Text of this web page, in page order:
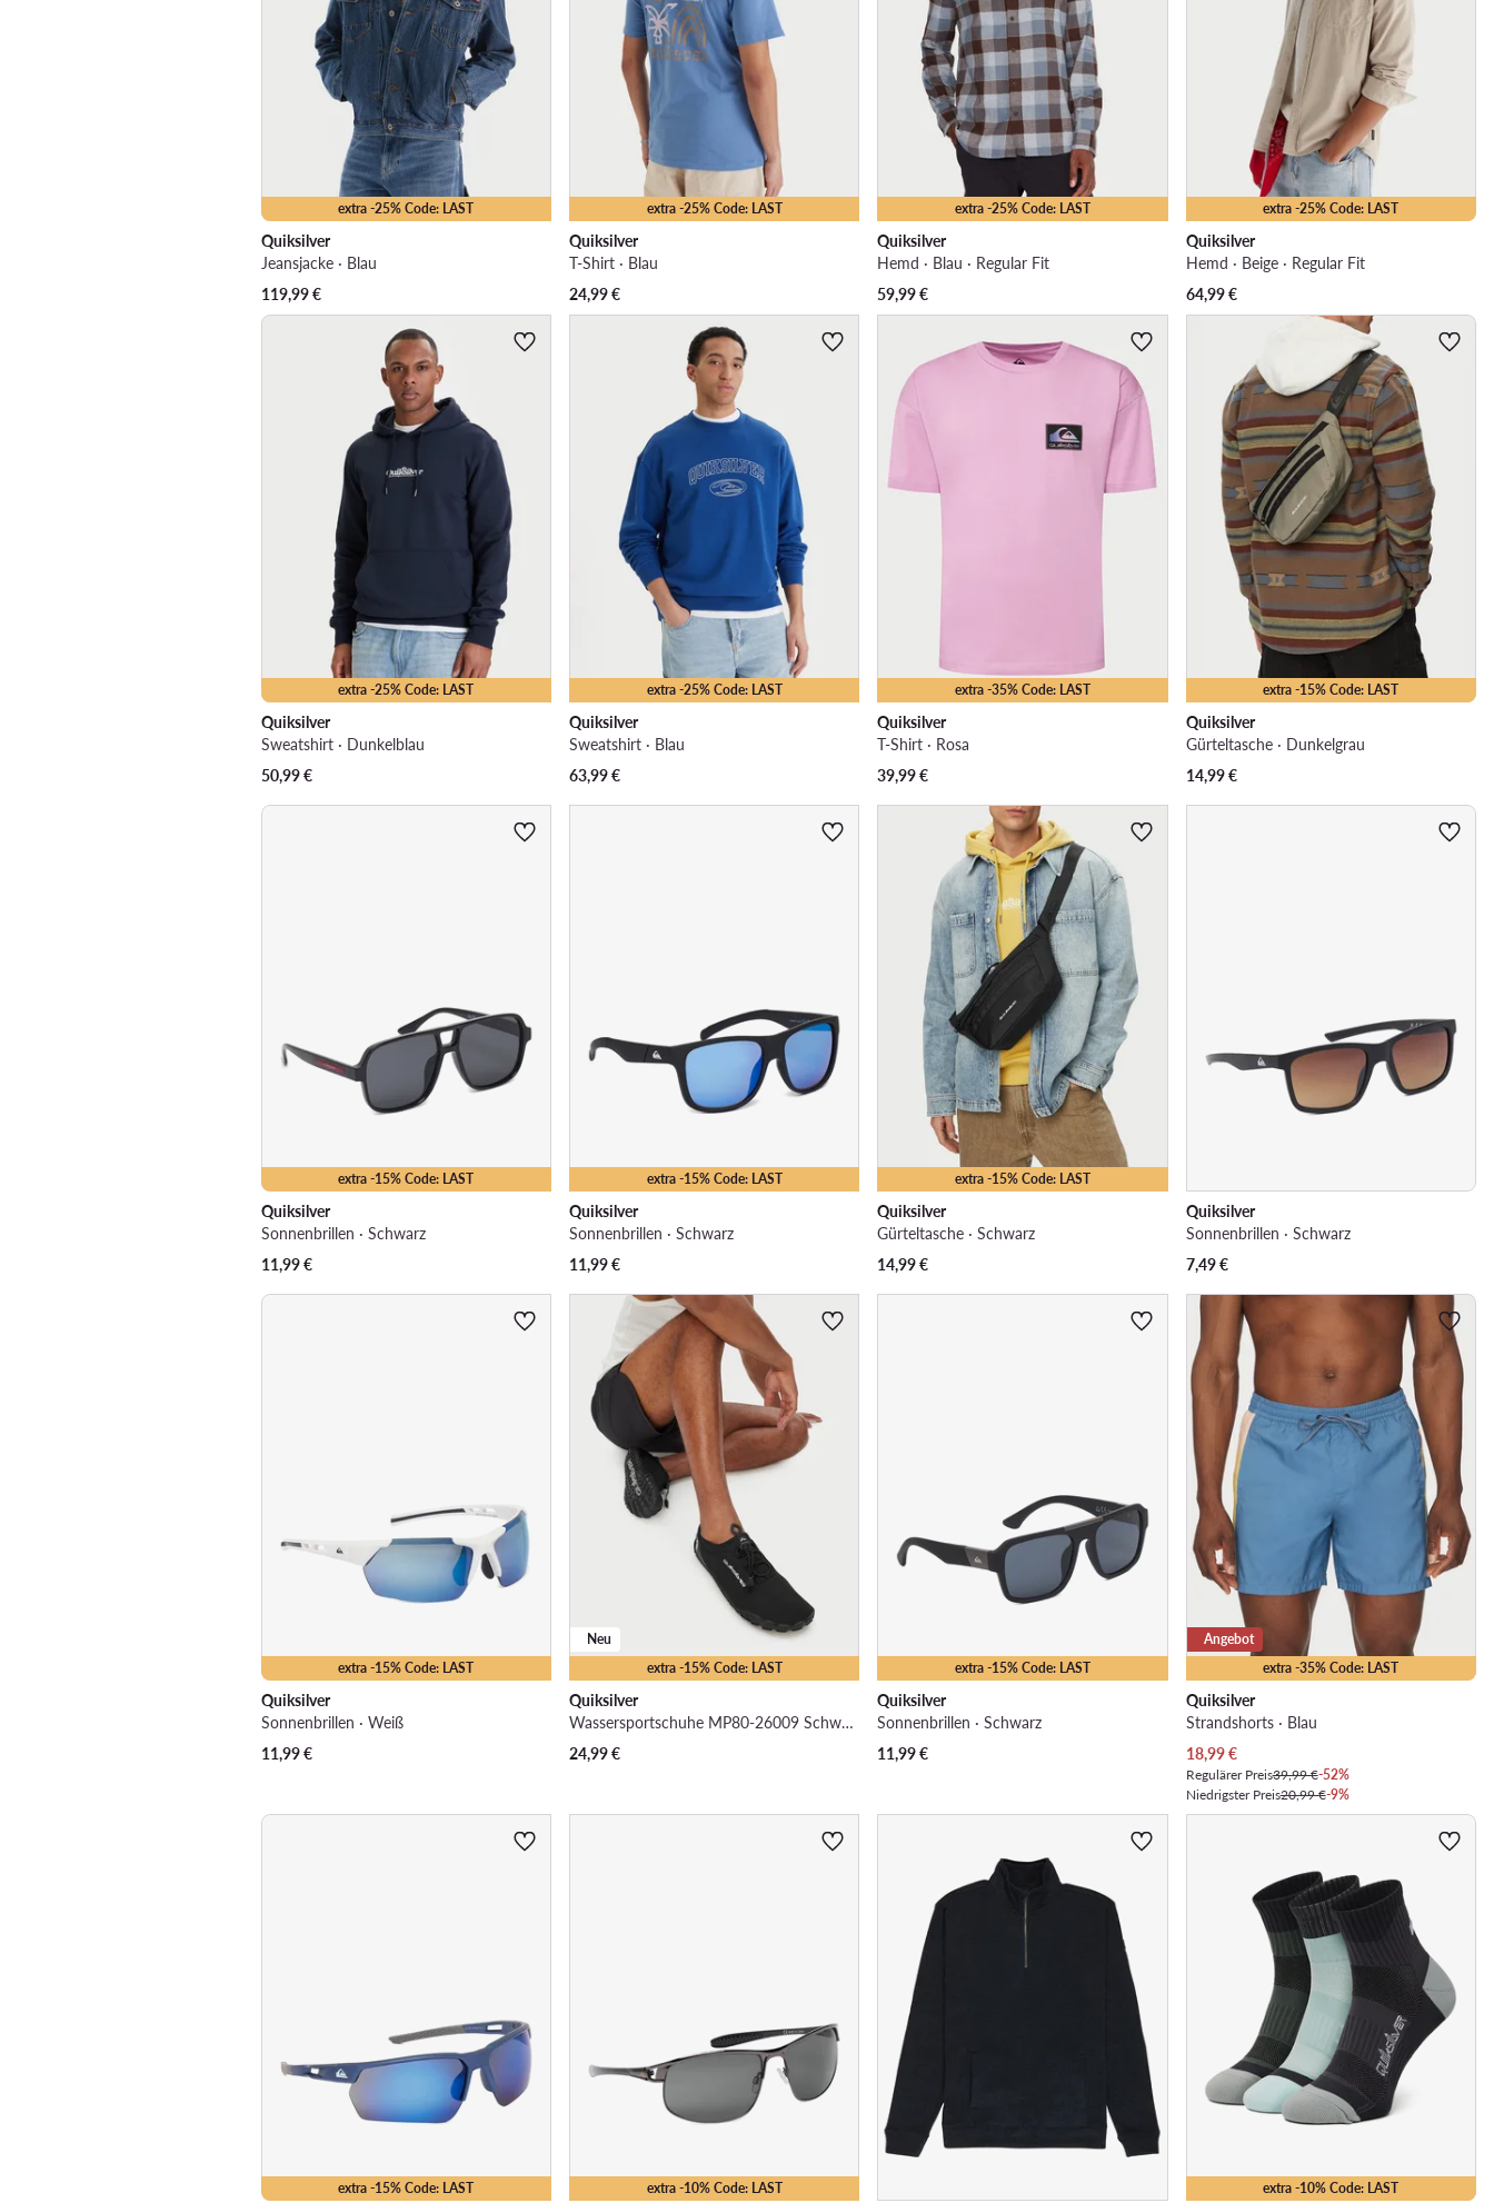
extra -25% Code: LAST
Quiksilver
Jeansjacke · Blau
119,99€
extra -25% Code: LAST
Quiksilver
T-Shirt · Blau
24,99€
extra -25% Code: LAST
Quiksilver
Hemd · Blau · Regular Fit
59,99€
extra -25% Code: LAST
Quiksilver
Hemd · Beige · Regular Fit
64,99€
extra -25% Code: LAST
Quiksilver
Sweatshirt · Dunkelblau
50,99€
extra -25% Code: LAST
Quiksilver
Sweatshirt · Blau
63,99€
extra -35% Code: LAST
Quiksilver
T-Shirt · Rosa
39,99€
extra -15% Code: LAST
Quiksilver
Gürteltasche · Dunkelgrau
14,99€
extra -15% Code: LAST
Quiksilver
Sonnenbrillen · Schwarz
11,99€
extra -15% Code: LAST
Quiksilver
Sonnenbrillen · Schwarz
11,99€
extra -15% Code: LAST
Quiksilver
Gürteltasche · Schwarz
14,99€
Quiksilver
Sonnenbrillen · Schwarz
7,49€
extra -15% Code: LAST
Quiksilver
Sonnenbrillen · Weiß
11,99€
extra -15% Code: LAST
Neu
Quiksilver
Wassersportschuhe MP80-26009 Schwarz
24,99€
extra -15% Code: LAST
Quiksilver
Sonnenbrillen · Schwarz
11,99€
extra -35% Code: LAST
Angebot
Quiksilver
Strandshorts · Blau
Aktueller Preis
18,99€
Regulärer Preis39,99 €-52%
Niedrigster Preis20,99 €-9%
extra -15% Code: LAST extra -10% Code: LAST extra -10% Code: LAST